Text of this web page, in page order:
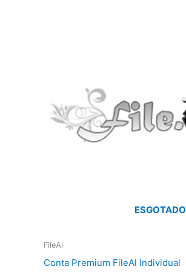
ESGOTADO
FileAl
Conta Premium FileAl Individual